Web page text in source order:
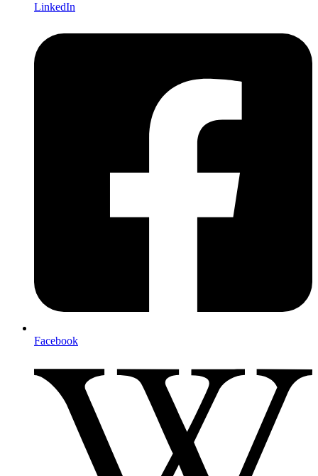
LinkedIn
Facebook